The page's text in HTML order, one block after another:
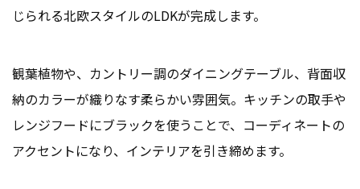
じられる北欧スタイルのLDKが完成します。
観葉植物や、カントリー調のダイニングテーブル、背面収
納のカラーが織りなす柔らかい雰囲気。キッチンの取手や
レンジフードにブラックを使うことで、コーディネートの
アクセントになり、インテリアを引き締めます。